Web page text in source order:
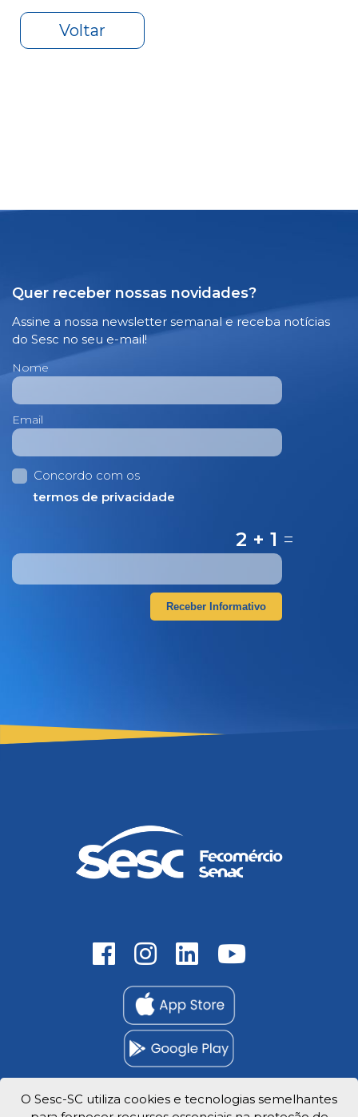
Voltar
Quer receber nossas novidades?
Assine a nossa newsletter semanal e receba notícias
do Sesc no seu e-mail!
Nome
Email
Concordo com os
termos de privacidade
2 + 1 =
Receber Informativo
O Sesc-SC utiliza cookies e tecnologias semelhantes